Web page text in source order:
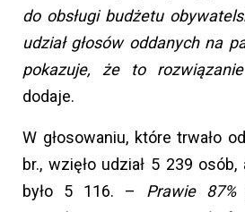
do obsługi budżetu
udział głosów oddanych na
pokazuje, że to
dodaje.
W głosowaniu, które trwało
br., wzięło udział 5 239
było 5 116. – Prawie 87%